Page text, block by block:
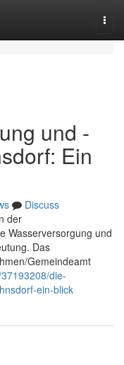
und -
Ein
Discuss
der
Wasserversorgung und
Das
Gemeindeamt
die-
ein-blick